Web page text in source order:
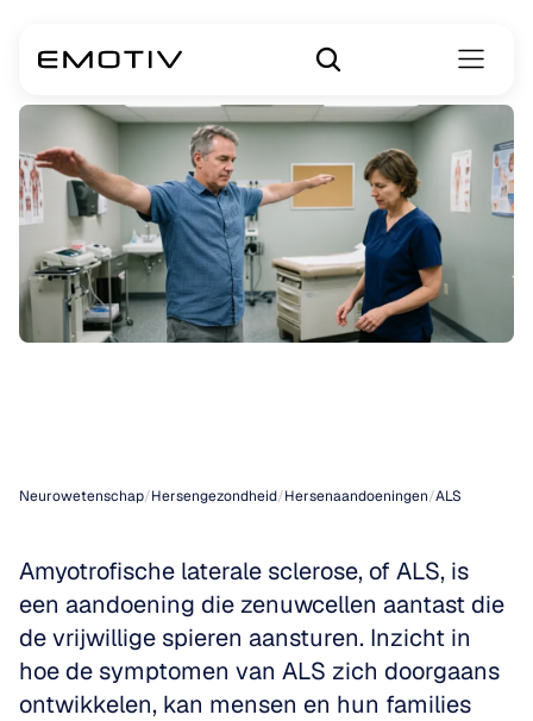
Neurowetenschap/Hersengezondheid/Hersenaandoeningen/ALS
Amyotrofische laterale sclerose, of ALS, is
een aandoening die zenuwcellen aantast die
de vrijwillige spieren aansturen. Inzicht in
hoe de symptomen van ALS zich doorgaans
ontwikkelen, kan mensen en hun families